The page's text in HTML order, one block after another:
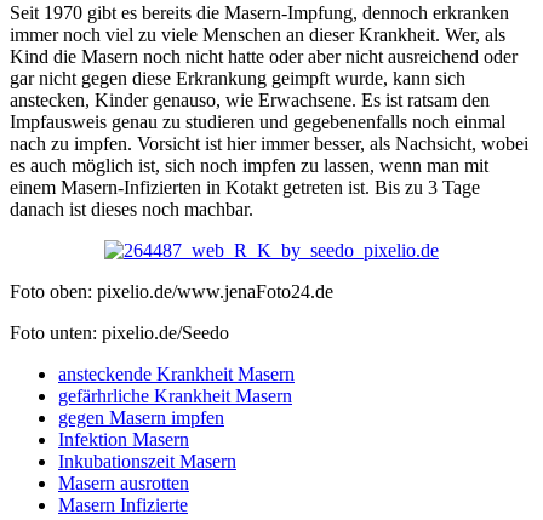
Seit 1970 gibt es bereits die Masern-Impfung, dennoch erkranken
immer noch viel zu viele Menschen an dieser Krankheit. Wer, als
Kind die Masern noch nicht hatte oder aber nicht ausreichend oder
gar nicht gegen diese Erkrankung geimpft wurde, kann sich
anstecken, Kinder genauso, wie Erwachsene. Es ist ratsam den
Impfausweis genau zu studieren und gegebenenfalls noch einmal
nach zu impfen. Vorsicht ist hier immer besser, als Nachsicht, wobei
es auch möglich ist, sich noch impfen zu lassen, wenn man mit
einem Masern-Infizierten in Kotakt getreten ist. Bis zu 3 Tage
danach ist dieses noch machbar.
Foto oben: pixelio.de/www.jenaFoto24.de
Foto unten: pixelio.de/Seedo
ansteckende Krankheit Masern
gefärhrliche Krankheit Masern
gegen Masern impfen
Infektion Masern
Inkubationszeit Masern
Masern ausrotten
Masern Infizierte